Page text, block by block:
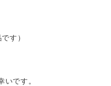
す）
です。